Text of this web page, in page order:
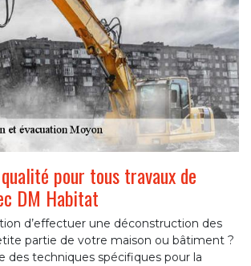
pour tous travaux de
DM Habitat
d’effectuer une déconstruction des
partie de votre maison ou bâtiment ?
des techniques spécifiques pour la